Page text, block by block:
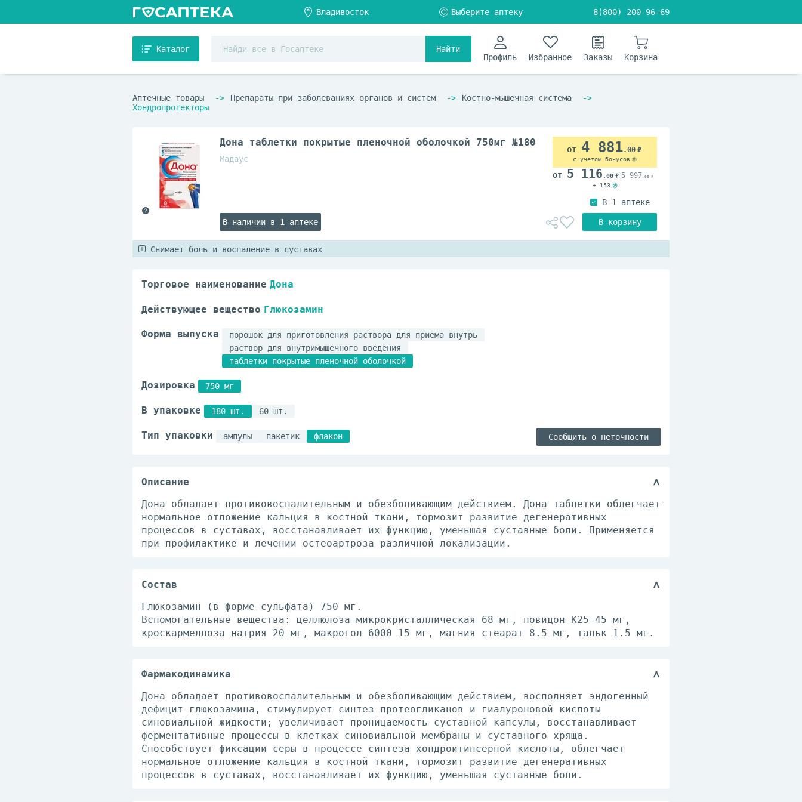
8(800) 200-96-69
Каталог
Найти
Профиль
Избранное Заказы Корзина
Аптечные товары Препараты при заболеваниях органов и систем
Костно-мышечная система
Хондропротекторы
Дона таблетки покрытые пленочной оболочкой 750мг №180
Мадаус
В наличии в 1 аптеке
4 881.00
с учетом бонусов
5 116 .00 5 997.00
+ 153
Снимает боль и воспаление в суставах
Торговое наименование Дона
Действующее вещество Глюкозамин
Форма выпуска
порошок для приготовления раствора для приема внутрь
раствор для внутримышечного введения
таблетки покрытые пленочной оболочкой
Дозировка 750 мг
В упаковке 180 шт. 60 шт.
Тип упаковки ампулы пакетик флакон Сообщить о неточности
Описание
Дона обладает противовоспалительным и обезболивающим действием. Дона таблетки облегчает
нормальное отложение кальция в костной ткани, тормозит развитие дегенеративных
процессов в суставах, восстанавливает их функцию, уменьшая суставные боли. Применяется
при профилактике и лечении остеоартроза различной локализации.
Состав
Глюкозамин (в форме сульфата) 750 мг.
Вспомогательные вещества: целлюлоза микрокристаллическая 68 мг, повидон К25 45 мг,
кроскармеллоза натрия 20 мг, макрогол 6000 15 мг, магния стеарат 8.5 мг, тальк 1.5 мг.
Фармакодинамика
Дона обладает противовоспалительным и обезболивающим действием, восполняет эндогенный
дефицит глюкозамина, стимулирует синтез протеогликанов и гиалуроновой кислоты
синовиальной жидкости; увеличивает проницаемость суставной капсулы, восстанавливает
ферментативные процессы в клетках синовиальной мембраны и суставного хряща.
Способствует фиксации серы в процессе синтеза хондроитинсерной кислоты, облегчает
нормальное отложение кальция в костной ткани, тормозит развитие дегенеративных
процессов в суставах, восстанавливает их функцию, уменьшая суставные боли.